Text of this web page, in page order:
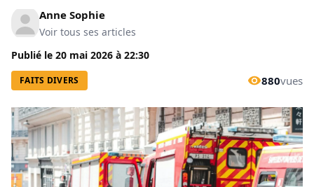
Anne Sophie
Voir tous ses articles
Publié le 20 mai 2026 à 22:30
FAITS DIVERS 880vues